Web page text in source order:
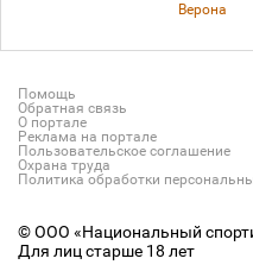
Верона
Помощь
Обратная связь
О портале
Реклама на портале
Пользовательское соглашение
Охрана труда
Политика обработки
© ООО «Национальный
Для лиц старше 18 лет